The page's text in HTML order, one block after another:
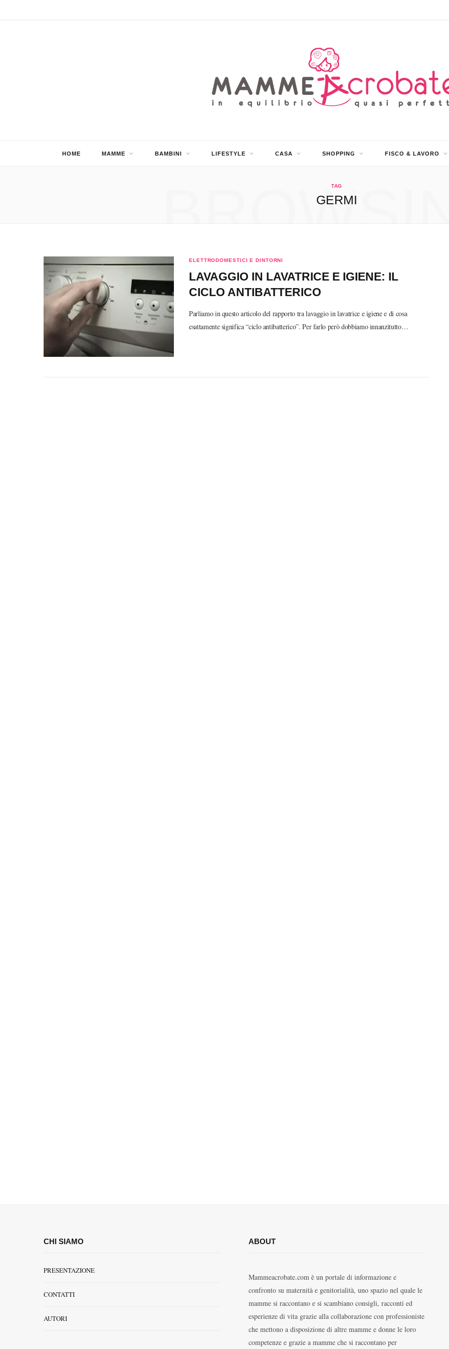
HOME MAMME BAMBINI LIFESTYLE CASA SHOPPING FISCO & LAVORO
TAG
GERMI
ELETTRODOMESTICI E DINTORNI
LAVAGGIO IN LAVATRICE E IGIENE: IL
CICLO ANTIBATTERICO
Parliamo in questo articolo del rapporto tra lavaggio in lavatrice e igiene e di cosa
esattamente significa “ciclo antibatterico”. Per farlo però dobbiamo innanzitutto…
CHI SIAMO
PRESENTAZIONE
CONTATTI
AUTORI
ABOUT
Mammeacrobate.com è un portale di informazione e
confronto su maternità e genitorialità, uno spazio nel quale le
mamme si raccontano e si scambiano consigli, racconti ed
esperienze di vita grazie alla collaborazione con professioniste
che mettono a disposizione di altre mamme e donne le loro
competenze e grazie a mamme che si raccontano per